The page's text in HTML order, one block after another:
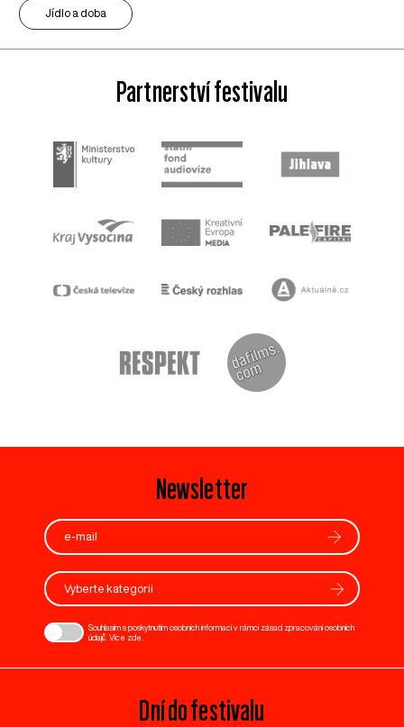
Jídlo a doba
Partnerství festivalu
Newsletter
Vyberte kategorii
Souhlasím s poskytnutím osobních informací v rámci zásad zpracování osobních
údajů. Více zde
Dní do festivalu